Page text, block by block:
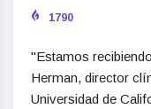
1790
"Estamos
Herman, director
Universidad de